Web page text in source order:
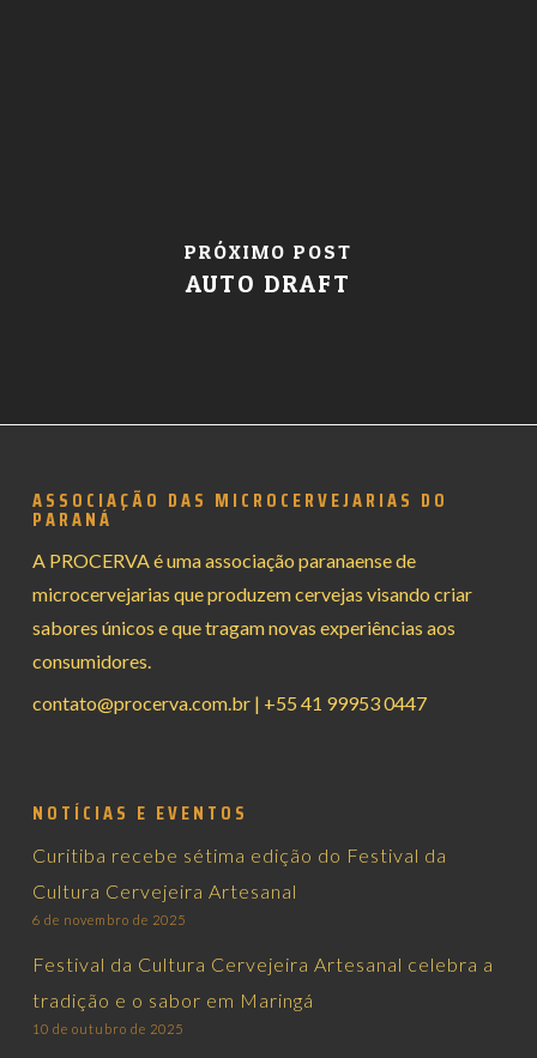
PRÓXIMO POST
AUTO DRAFT
ASSOCIAÇÃO DAS MICROCERVEJARIAS DO
PARANÁ
A PROCERVA é uma associação paranaense de
microcervejarias que produzem cervejas visando criar
sabores únicos e que tragam novas experiências aos
consumidores.
contato@procerva.com.br| +55 41 99953 0447
NOTÍCIAS E EVENTOS
Curitiba recebe sétima edição do Festival da
Cultura Cervejeira Artesanal
6 de novembro de 2025
Festival da Cultura Cervejeira Artesanal celebra a
tradição e o sabor em Maringá
10 de outubro de 2025